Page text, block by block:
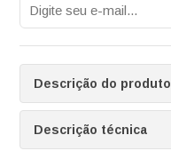
Descrição do produto
Descrição técnica